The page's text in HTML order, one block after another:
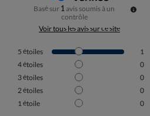
Basé sur 1avis soumis à un
contrôle
Voir tous les avis sur ce site
5 étoiles
1
4étoiles
0
3étoiles
0
2étoiles
0
1étoile 0